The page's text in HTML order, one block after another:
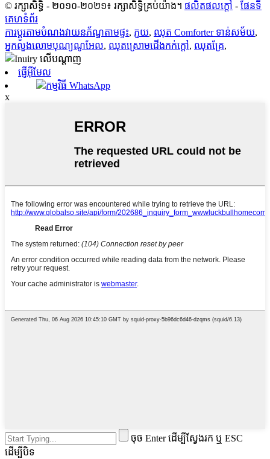
© រក្សាសិទ្ធិ - ២០១០-២០២១៖ រក្សាសិទ្ធិគ្រប់យ៉ាង។ ផលិតផលក្តៅ - ផែនទី
គេហទំព័រ
ការប្ដូរតាមបំណងវាយនភ័ណ្ឌតាមផ្ទះ, ភួយ, ឈុត Comforter ទាន់សម័យ,
អ្នកលួងលោមបុណ្យណូអែល, ឈុតស្រោមជើងកក់ក្តៅ, ឈុតគ្រែ,
ផ្ញើអ៊ីមែល
កម្មវិធី WhatsApp
x
ចុច Enter ដើម្បីស្វែងរក ឬ ESC
ដើម្បីបិទ